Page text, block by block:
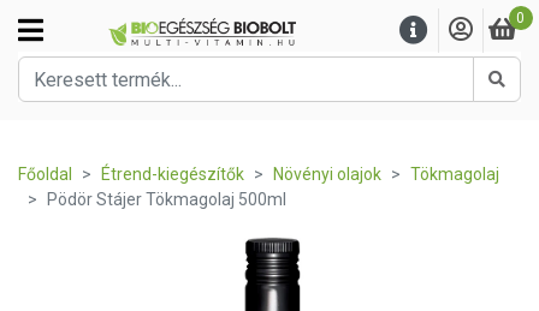
0
Főoldal Étrend-kiegészítők Növényi olajok
Tökmagolaj
Pödör Stájer Tökmagolaj 500ml